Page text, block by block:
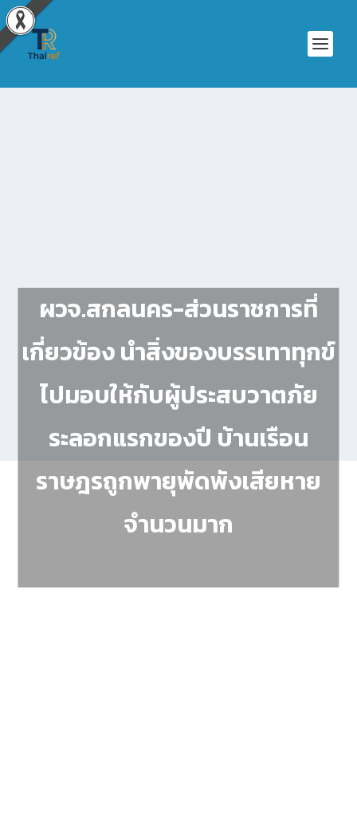
ผวจ.สกลนคร-ส่วนราชการที่
เกี่ยวข้อง นำสิ่งของบรรเทาทุกข์
ไปมอบให้กับผู้ประสบวาตภัย
ระลอกแรกของปี บ้านเรือน
ราษฎรถูกพายุพัดพังเสียหาย
จำนวนมาก